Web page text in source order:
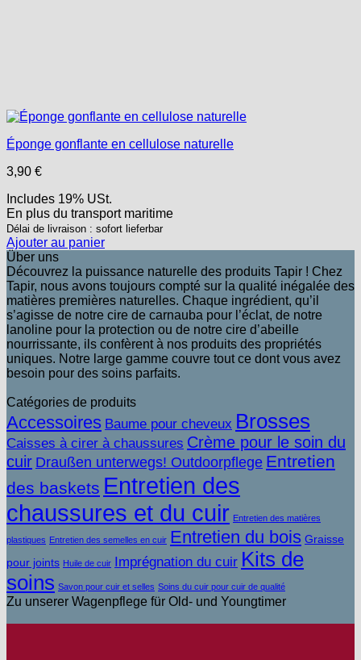
Éponge gonflante en cellulose naturelle
3,90 €
Includes 19% USt.
En plus du transportmaritime
Délai de livraison : sofort lieferbar
Ajouter au panier
Über uns
Découvrez la puissance naturelle des produits Tapir ! Chez
Tapir, nous avons toujours compté sur la qualité inégalée des
matières premières naturelles. Chaque ingrédient, qu’il
s’agisse de notre cire de carnauba pour l’éclat, de notre
lanoline pour la protection ou de notre cire d’abeille
nourrissante, ils confèrent à nos produits des propriétés
uniques. Notre large gamme couvre tout ce dont vous avez
besoin pour des soins parfaits.
Catégories de produits
Accessoires Baume pour cheveux Brosses
Caisses à cirer à chaussures Crème pour le soin du
cuir Draußen unterwegs! Outdoorpflege Entretien
des baskets Entretien des
chaussures et du cuir Entretien des matières
plastiques Entretien des semelles en cuir Entretien du bois Graisse
pour joints Huile de cuir Imprégnation du cuir Kits de
soins Savon pour cuir et selles Soins du cuir pour cuir de qualité
Zu unserer Wagenpflege für Old- und Youngtimer